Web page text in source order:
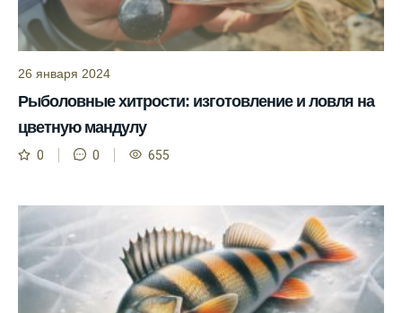
Лучше всего ловить рыбу в период
максимального атмосферного давления,
как указывает прогноз клева.
Прогноз клева на сутки вперед дает ясное
представление о том, когда и где клюет
Учитывайте фазы луны при выборе места
для рыбной ловли, согласно прогнозу
Прогноз клева помогает определить
26 января 2024
Рыболовные хитрости: изготовление и ловля на
цветную мандулу
0 0 655